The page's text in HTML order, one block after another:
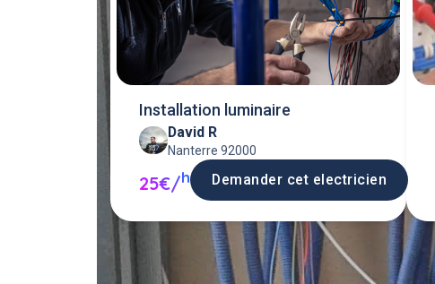
Installation luminaire
David R
Nanterre 92000
25€/h Demander cet electricien